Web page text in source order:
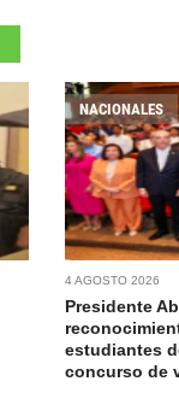
NACIONALES
4 AGOSTO 2026
Presidente
estudiantes
concurso de